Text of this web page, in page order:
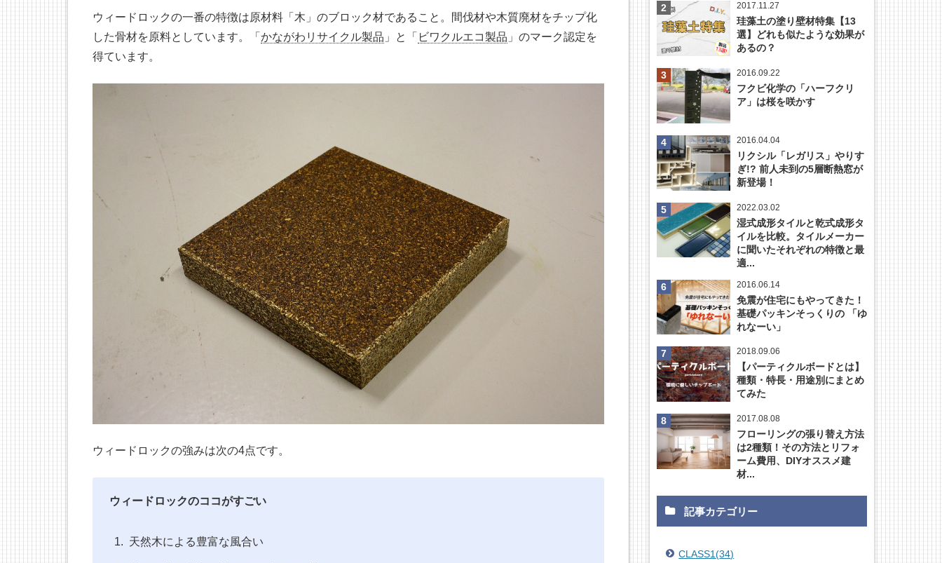
ウィードロックの一番の特徴は原材料「木」のブロック材であること。間伐材や木質廃材をチップ化
した骨材を原料としています。「 かながわリサイクル製品 」と「 ビワクルエコ製品 」のマーク認定を
得ています。
ウィードロックの強みは次の4点です。
ウィードロックのココがすごい
天然木による豊富な風合い
2017.11.27
珪藻土の塗り壁材特集【13
選】どれも似たような効果が
あるの？
2016.09.22
フクビ化学の「ハーフクリ
ア」は桜を咲かす
2016.04.04
リクシル「レガリス」やりす
ぎ!? 前人未到の5層断熱窓が
新登場！
2022.03.02
湿式成形タイルと乾式成形タ
イルを比較。タイルメーカー
に聞いたそれぞれの特徴と最
適...
2016.06.14
免震が住宅にもやってきた！
基礎パッキンそっくりの 「ゆ
れなーい」
2018.09.06
【パーティクルボードとは】
種類・特長・用途別にまとめ
てみた
2017.08.08
フローリングの張り替え方法
は2種類！その方法とリフォ
ーム費用、DIYオススメ建
材...
記事カテゴリー
CLASS1(34)